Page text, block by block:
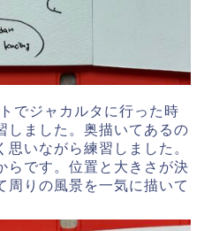
でジャカルタに行った時
しました。奥描いてあるの
いながら練習しました。
らです。位置と大きさが決
周りの風景を一気に描いて